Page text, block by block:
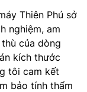
Thiên Phú sở
nghiệm, am
của dòng
kích thước
tôi cam kết
bảo tính thẩm